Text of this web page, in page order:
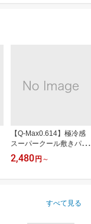
【Q-Max0.614】極冷感
スーパークール敷きパッ
ド
2,480 円 ～
すべて見る